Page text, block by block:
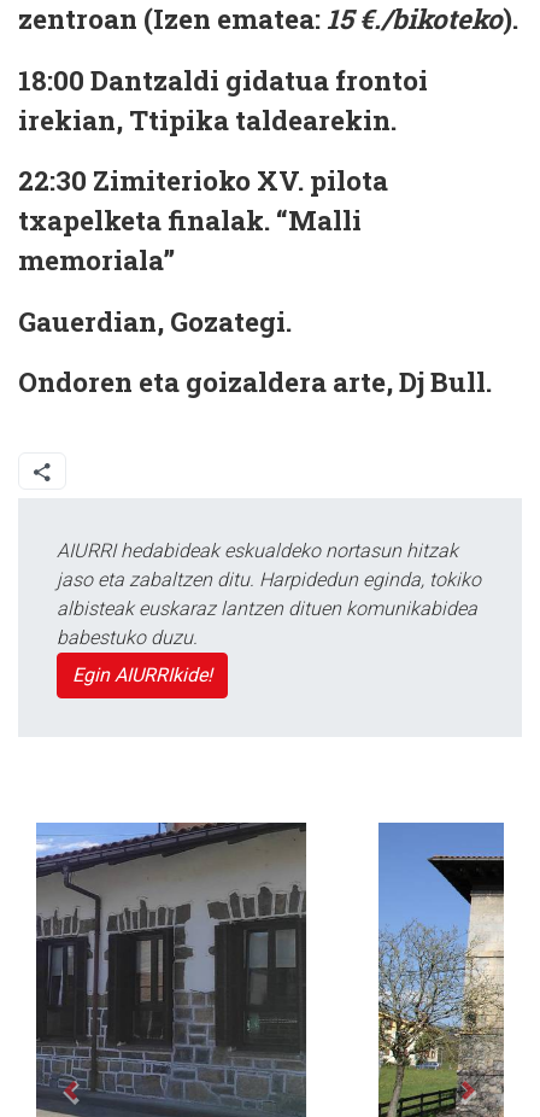
zentroan (Izen ematea:15 €./bikoteko).
18:00 Dantzaldi gidatua frontoi
irekian, Ttipika taldearekin.
22:30 Zimiterioko XV. pilota
txapelketa finalak. “Malli
memoriala”
Gauerdian, Gozategi.
Ondoren eta goizaldera arte, Dj Bull.
AIURRI hedabideak eskualdeko nortasun hitzak
jaso eta zabaltzen ditu. Harpidedun eginda, tokiko
albisteak euskaraz lantzen dituen komunikabidea
babestuko duzu.
Egin AIURRIkide!
Previous Next